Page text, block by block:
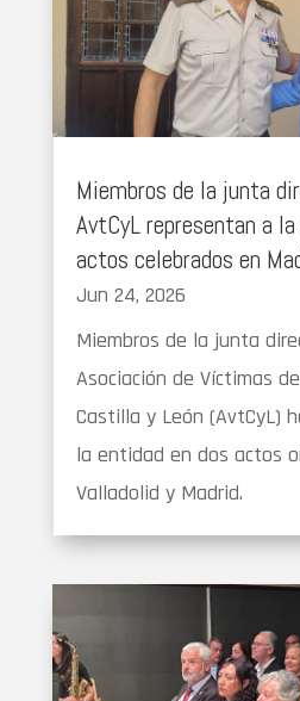
Miembros de la junta
AvtCyL representan a
actos celebrados en
Jun 24, 2026
Miembros de la junta
Asociación de Víctimas
Castilla y León (AvtCyL)
la entidad en dos actos
Valladolid y Madrid.